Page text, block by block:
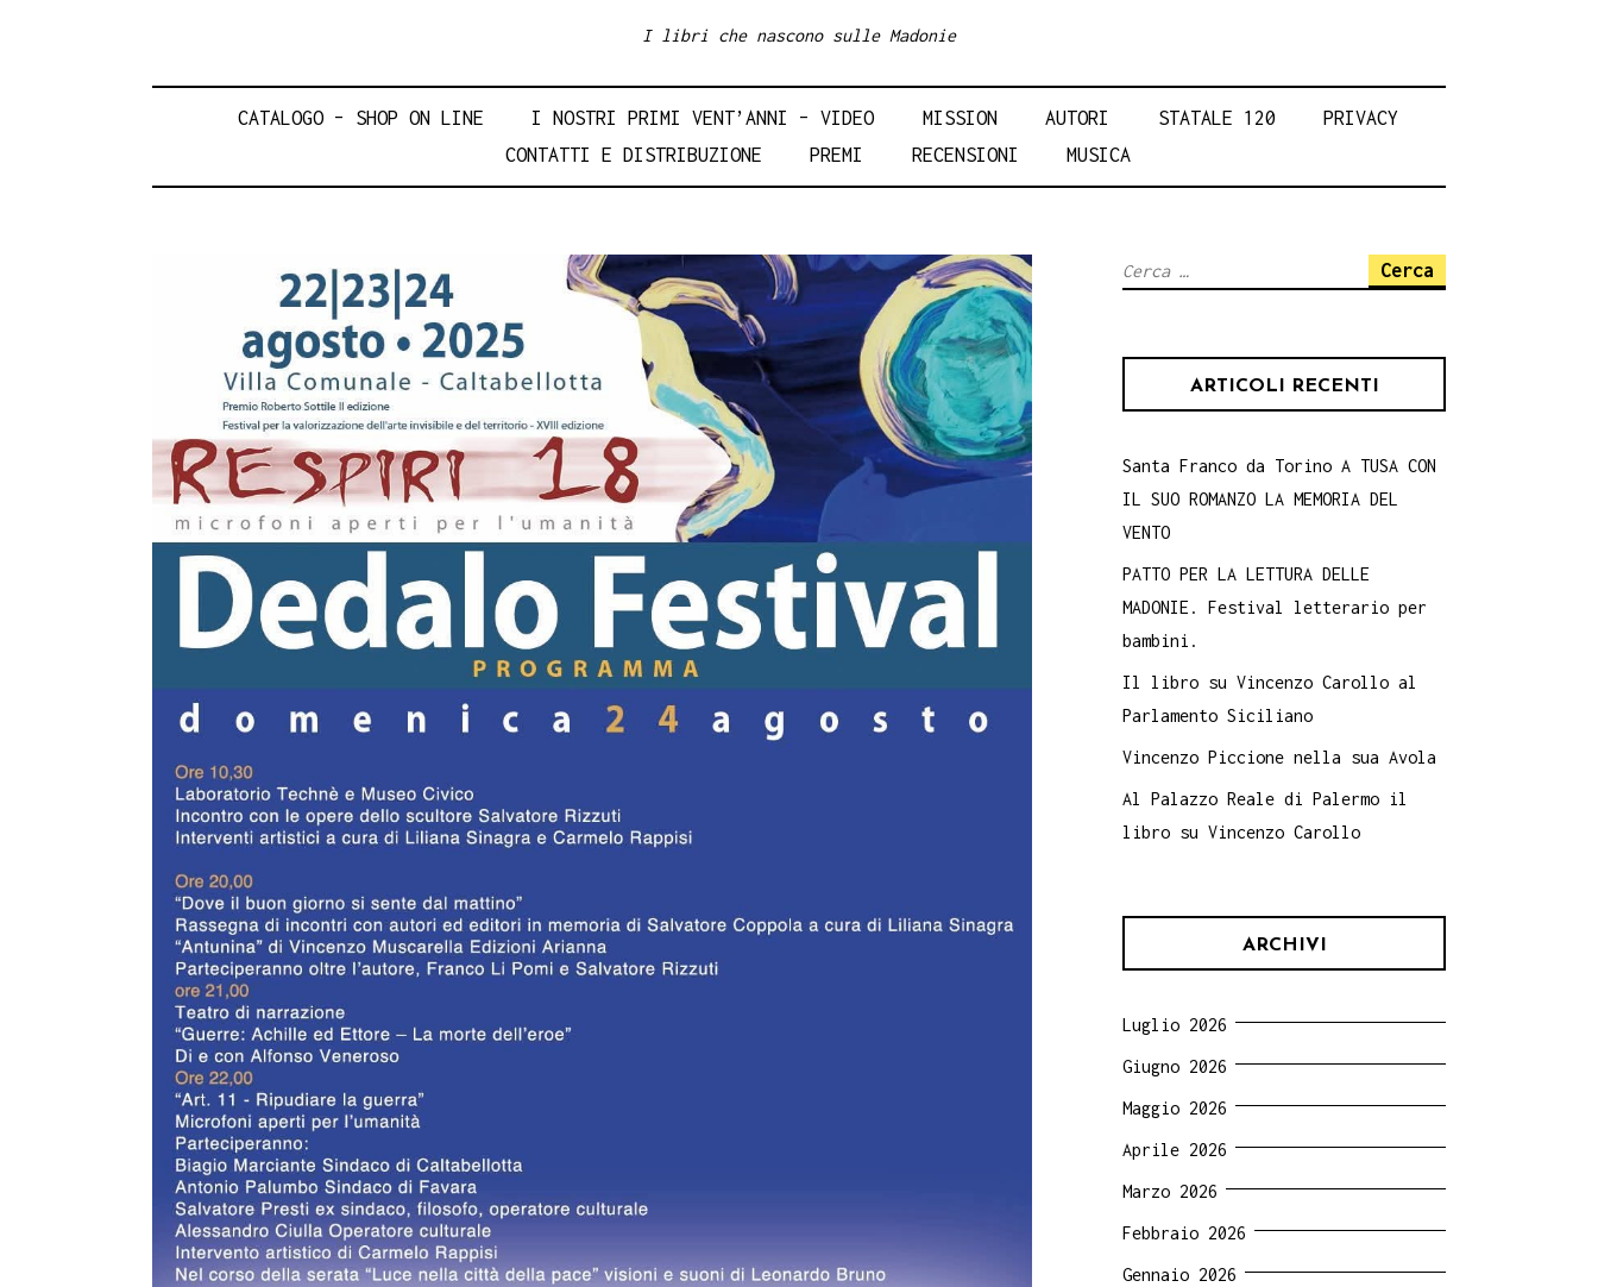
I libri che nascono sulle Madonie
CATALOGO – SHOP ON LINE I NOSTRI PRIMI VENT’ANNI – VIDEO MISSION AUTORI STATALE 120
PRIVACY
CONTATTI E DISTRIBUZIONE
PREMI RECENSIONI MUSICA
Ricerca
ARTICOLI RECENTI
Santa Franco da Torino A TUSA CON
IL SUO ROMANZO LA MEMORIA DEL
VENTO
PATTO PER LA LETTURA DELLE
MADONIE. Festival letterario per
bambini.
Il libro su Vincenzo Carollo al
Parlamento Siciliano
Vincenzo Piccione nella sua Avola
Al Palazzo Reale di Palermo il
libro su Vincenzo Carollo
ARCHIVI
Luglio 2026
Giugno 2026
Maggio 2026
Aprile 2026
Marzo 2026
Febbraio 2026
Gennaio 2026